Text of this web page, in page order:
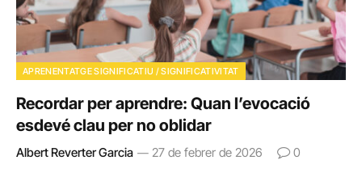
APRENENTATGE SIGNIFICATIU / SIGNIFICATIVITAT
Recordar per aprendre: Quan l’evocació
esdevé clau per no oblidar
Albert Reverter Garcia 27 de febrer de 2026 0